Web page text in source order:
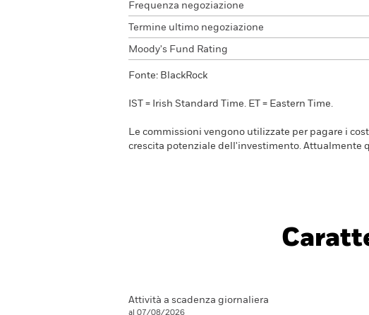
Frequenza negoziazione
Termine ultimo negoziazione
Moody's Fund Rating
Fonte: BlackRock
IST = Irish Standard Time. ET = Eastern Time.
Le commissioni vengono utilizzate per pagare i
crescita potenziale dell'investimento. Attualmente
Attività a scadenza giornaliera
al 07/08/2026